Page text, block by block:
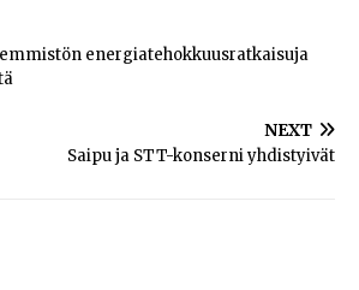
energiatehokkuusratkaisuja
NEXT
Saipu ja STT-konserni yhdistyivät